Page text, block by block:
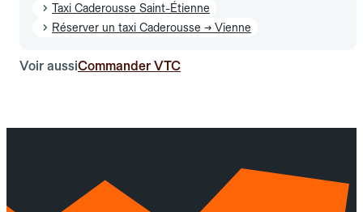
Taxi Caderousse Saint-Étienne
Réserver un taxi Caderousse → Vienne
Voir aussiCommander VTC